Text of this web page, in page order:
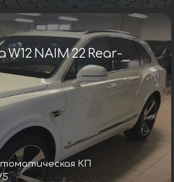
NAIM 22 Rear-
КП
5